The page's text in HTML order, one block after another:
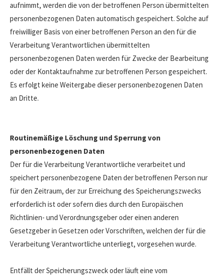
aufnimmt, werden die von der betroffenen Person übermittelten
personenbezogenen Daten automatisch gespeichert. Solche auf
freiwilliger Basis von einer betroffenen Person an den für die
Verarbeitung Verantwortlichen übermittelten
personenbezogenen Daten werden für Zwecke der Bearbeitung
oder der Kontaktaufnahme zur betroffenen Person gespeichert.
Es erfolgt keine Weitergabe dieser personenbezogenen Daten
an Dritte.
Routinemäßige Löschung und Sperrung von
personenbezogenen Daten
Der für die Verarbeitung Verantwortliche verarbeitet und
speichert personenbezogene Daten der betroffenen Person nur
für den Zeitraum, der zur Erreichung des Speicherungszwecks
erforderlich ist oder sofern dies durch den Europäischen
Richtlinien- und Verordnungsgeber oder einen anderen
Gesetzgeber in Gesetzen oder Vorschriften, welchen der für die
Verarbeitung Verantwortliche unterliegt, vorgesehen wurde.
Entfällt der Speicherungszweck oder läuft eine vom